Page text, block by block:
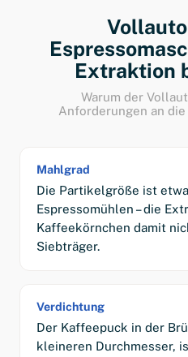
Extraktion
Warum der
Anforderungen an
Mahlgrad
Die Partikelgröße ist
Espressomühlen – die
Kaffeekörnchen damit
Siebträger.
Verdichtung
Der Kaffeepuck in der
kleineren Durchmesser,